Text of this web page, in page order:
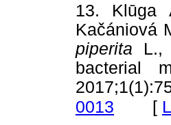
13. Klūga
Kačániová
piperita L.,
bacterial
0013 [